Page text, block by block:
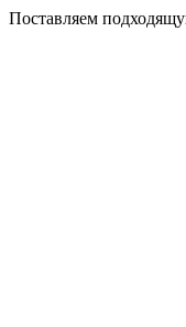
Поставляем